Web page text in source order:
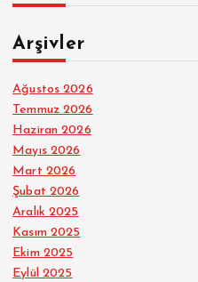
Arşivler
Ağustos 2026
Temmuz 2026
Haziran 2026
Mayıs 2026
Mart 2026
Şubat 2026
Aralık 2025
Kasım 2025
Ekim 2025
Eylül 2025